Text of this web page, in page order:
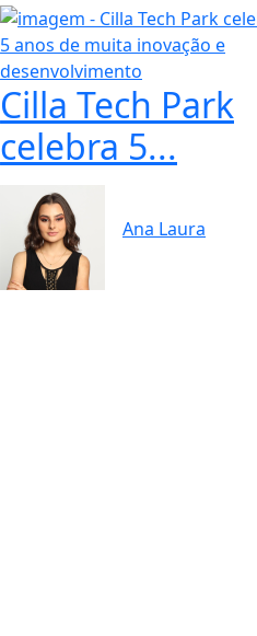
Cilla Tech Park
celebra 5...
Ana Laura